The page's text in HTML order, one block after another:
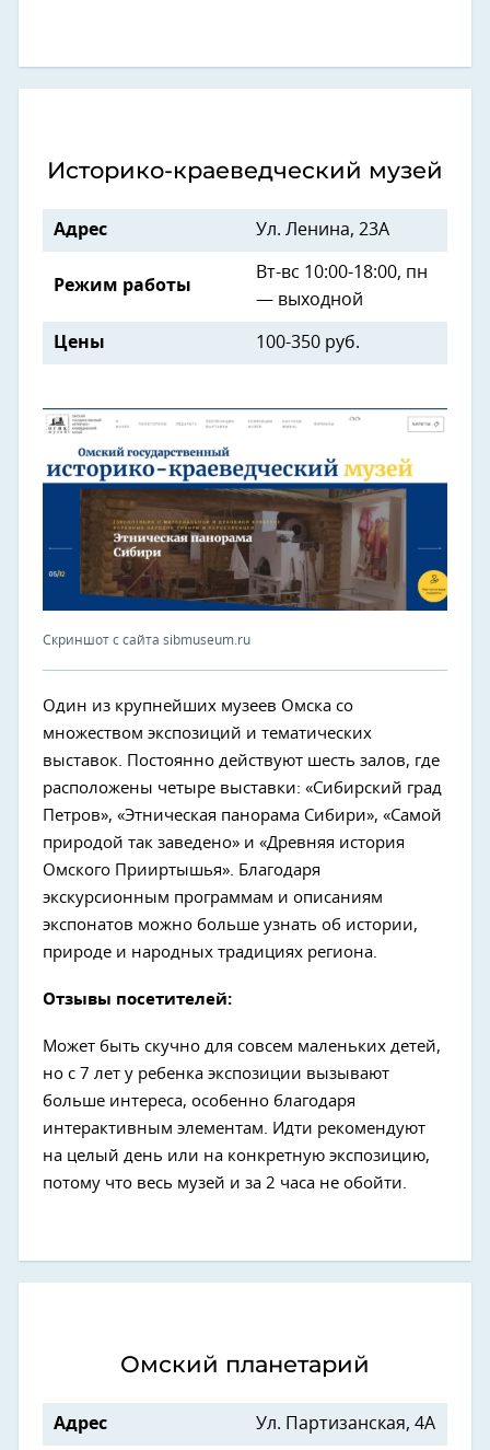
Историко-краеведческий музей
Адрес Ул. Ленина, 23А
Режим работы
Вт-вс 10:00-18:00, пн
— выходной
Цены 100-350 руб.
Скриншот с сайта sibmuseum.ru
Один из крупнейших музеев Омска со
множеством экспозиций и тематических
выставок. Постоянно действуют шесть залов, где
расположены четыре выставки: «Сибирский град
Петров», «Этническая панорама Сибири», «Самой
природой так заведено» и «Древняя история
Омского Прииртышья». Благодаря
экскурсионным программам и описаниям
экспонатов можно больше узнать об истории,
природе и народных традициях региона.
Отзывы посетителей:
Может быть скучно для совсем маленьких детей,
но с 7 лет у ребенка экспозиции вызывают
больше интереса, особенно благодаря
интерактивным элементам. Идти рекомендуют
на целый день или на конкретную экспозицию,
потому что весь музей и за 2 часа не обойти.
Омский планетарий
Адрес Ул. Партизанская, 4А